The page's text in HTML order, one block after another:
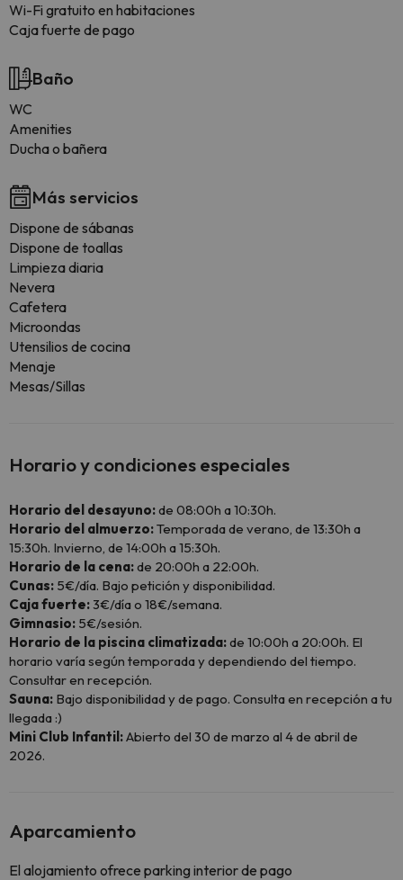
Wi-Fi gratuito en habitaciones
Caja fuerte de pago
Baño
WC
Amenities
Ducha o bañera
Más servicios
Dispone de sábanas
Dispone de toallas
Limpieza diaria
Nevera
Cafetera
Microondas
Utensilios de cocina
Menaje
Mesas/Sillas
Horario y condiciones especiales
Horario del desayuno:de 08:00h a 10:30h.
Horario del almuerzo:Temporada de verano, de 13:30h a
15:30h. Invierno, de 14:00h a 15:30h.
Horario de la cena:de 20:00h a 22:00h.
Cunas: 5€/día. Bajo petición y disponibilidad.
Caja fuerte:3€/día o 18€/semana.
Gimnasio: 5€/sesión.
Horario de la piscina climatizada:de 10:00h a 20:00h. El
horario varía según temporada y dependiendo del tiempo.
Consultar en recepción.
Sauna: Bajo disponibilidad y de pago. Consulta en recepción a tu
llegada :)
Mini Club Infantil:Abierto del 30 de marzo al 4 de abril de
2026.
Aparcamiento
El alojamiento ofrece parking interior de pago